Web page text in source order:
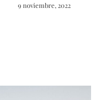
9 noviembre, 2022